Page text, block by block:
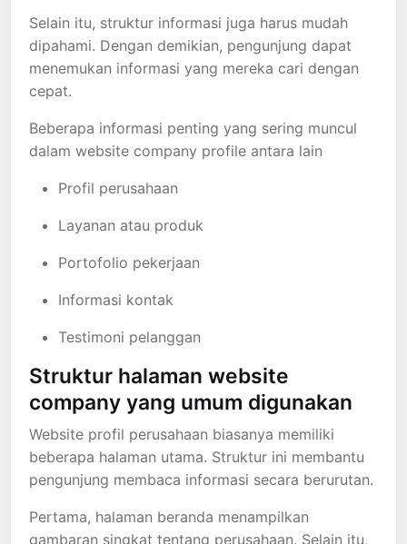
Selain itu, struktur informasi juga harus mudah
dipahami. Dengan demikian, pengunjung dapat
menemukan informasi yang mereka cari dengan
cepat.
Beberapa informasi penting yang sering muncul
dalam website company profile antara lain
Profil perusahaan
Layanan atau produk
Portofolio pekerjaan
Informasi kontak
Testimoni pelanggan
Struktur halaman website
company yang umum digunakan
Website profil perusahaan biasanya memiliki
beberapa halaman utama. Struktur ini membantu
pengunjung membaca informasi secara berurutan.
Pertama, halaman beranda menampilkan
gambaran singkat tentang perusahaan. Selain itu,